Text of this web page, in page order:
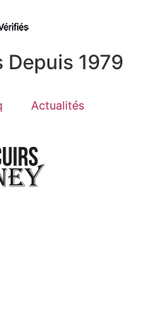
1979
Actualités